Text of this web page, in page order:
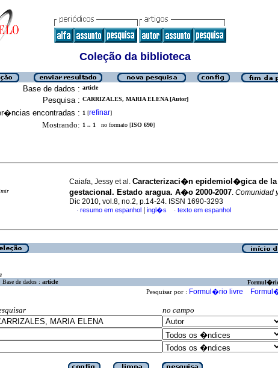
Coleção da biblioteca
Base de dados : article
Pesquisa : CARRIZALES, MARIA ELENA [Autor]
encontradas : 1 [refinar]
Mostrando: 1 .. 1 no formato [ISO 690]
Caiafa, Jessy et al. Caracterizaci�n epidemiol�gica de la
gestacional. Estado aragua. A�o 2000-2007. Comunidad
Dic 2010, vol.8, no.2, p.14-24. ISSN 1690-3293
· resumo em espanhol ingl�s · texto em espanhol
Base de dados : article
Pesquisar por : Formul�rio livre
no campo